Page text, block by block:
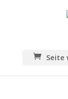
Seite